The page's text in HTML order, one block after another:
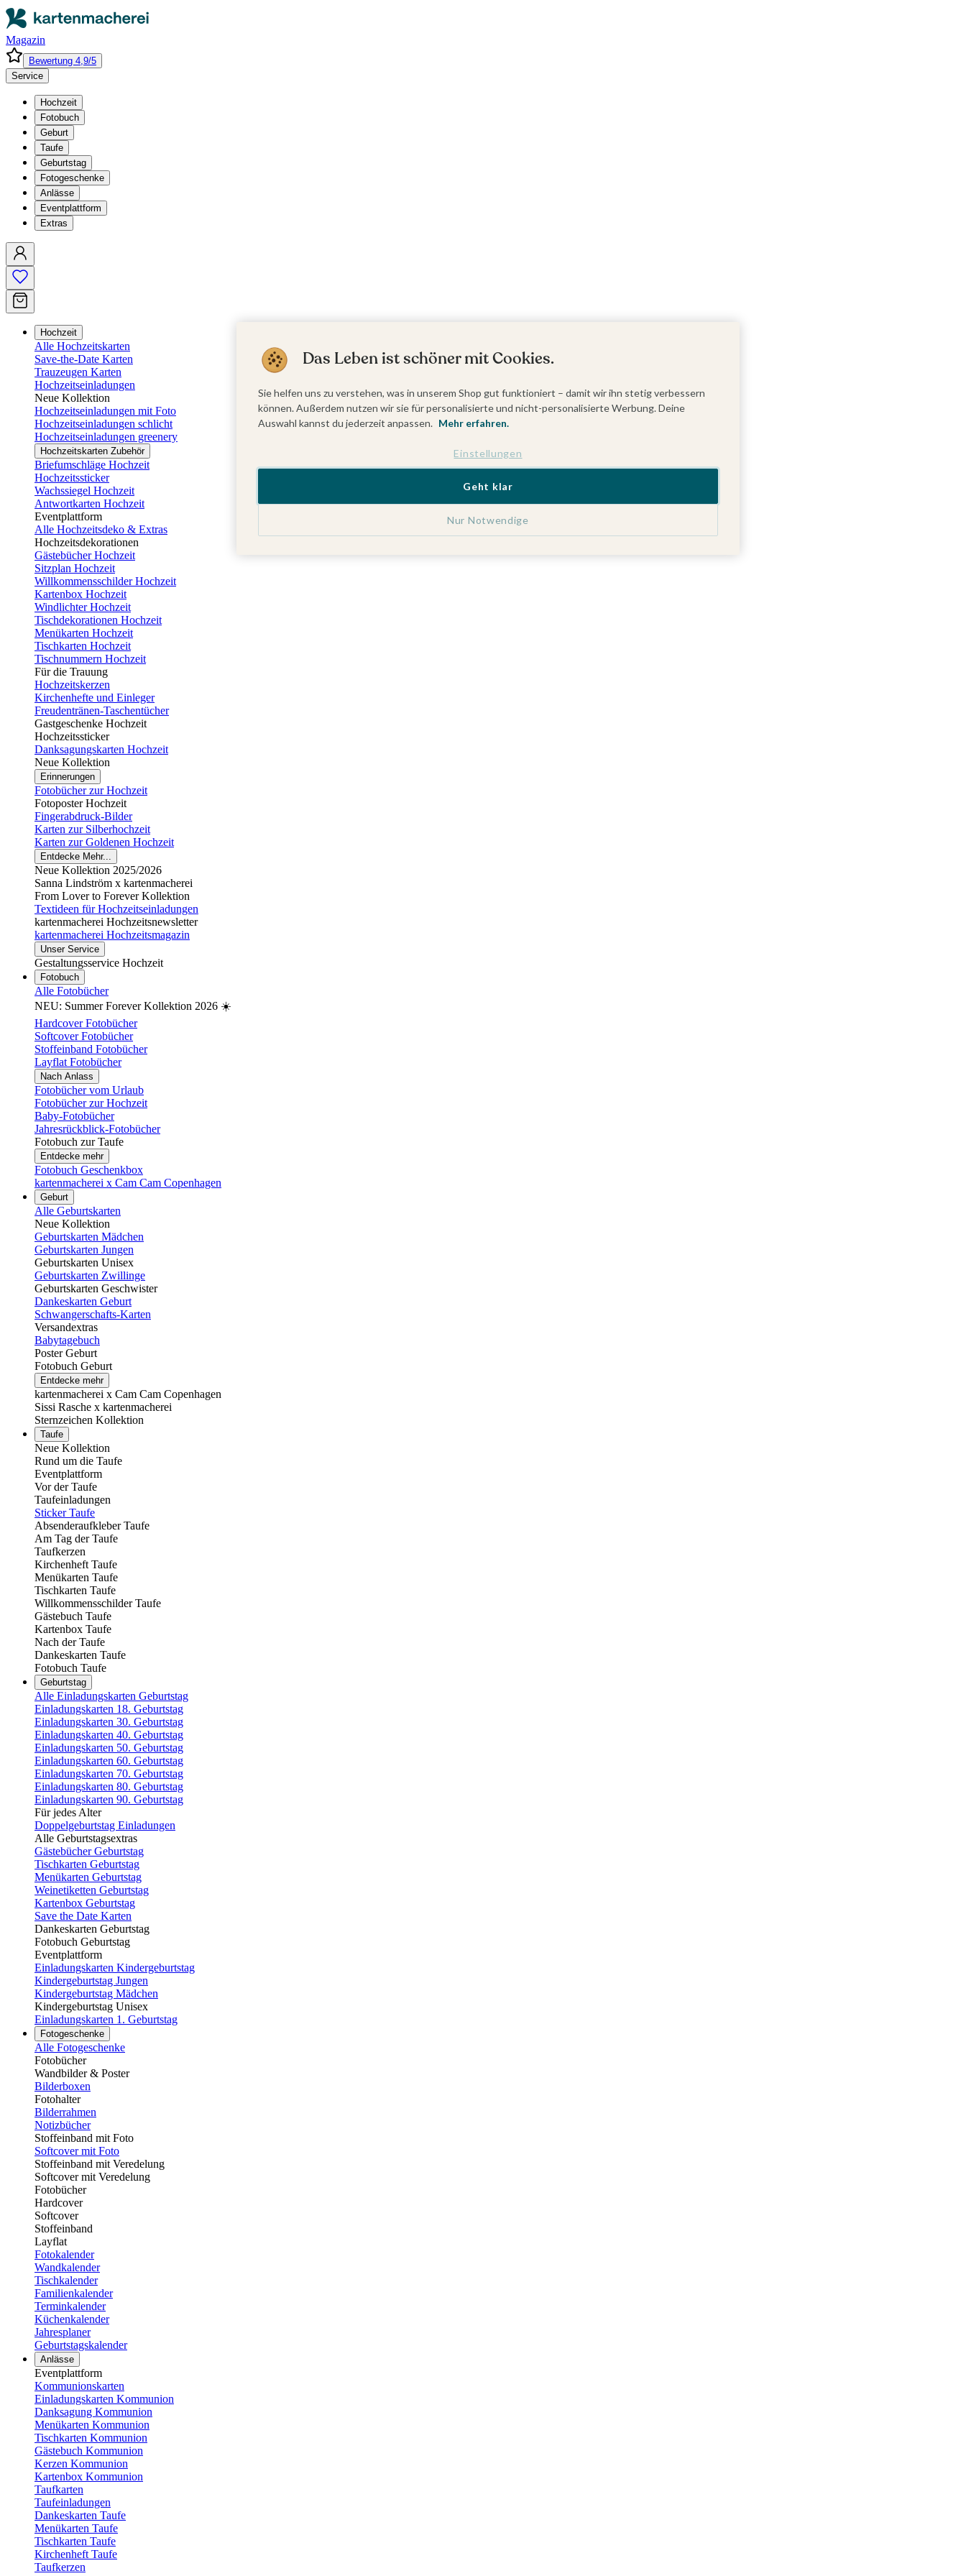
Magazin
Bewertung 4,9/5
Service
Hochzeit
Fotobuch
Geburt
Taufe
Geburtstag
Fotogeschenke
Anlässe
Eventplattform
Extras
Hochzeit
Alle Hochzeitskarten
Save-the-Date Karten
Trauzeugen Karten
Hochzeitseinladungen
Neue Kollektion
Hochzeitseinladungen mit Foto
Hochzeitseinladungen schlicht
Hochzeitseinladungen greenery
Hochzeitskarten Zubehör
Briefumschläge Hochzeit
Hochzeitssticker
Wachssiegel Hochzeit
Antwortkarten Hochzeit
Eventplattform
Alle Hochzeitsdeko & Extras
Hochzeitsdekorationen
Gästebücher Hochzeit
Sitzplan Hochzeit
Willkommensschilder Hochzeit
Kartenbox Hochzeit
Windlichter Hochzeit
Tischdekorationen Hochzeit
Menükarten Hochzeit
Tischkarten Hochzeit
Tischnummern Hochzeit
Für die Trauung
Hochzeitskerzen
Kirchenhefte und Einleger
Freudentränen-Taschentücher
Gastgeschenke Hochzeit
Hochzeitssticker
Danksagungskarten Hochzeit
Neue Kollektion
Erinnerungen
Fotobücher zur Hochzeit
Fotoposter Hochzeit
Fingerabdruck-Bilder
Karten zur Silberhochzeit
Karten zur Goldenen Hochzeit
Entdecke Mehr...
Neue Kollektion 2025/2026
Sanna Lindström x kartenmacherei
From Lover to Forever Kollektion
Textideen für Hochzeitseinladungen
kartenmacherei Hochzeitsnewsletter
kartenmacherei Hochzeitsmagazin
Unser Service
Gestaltungsservice Hochzeit
Fotobuch
Alle Fotobücher
NEU: Summer Forever Kollektion 2026 ☀️
Hardcover Fotobücher
Softcover Fotobücher
Stoffeinband Fotobücher
Layflat Fotobücher
Nach Anlass
Fotobücher vom Urlaub
Fotobücher zur Hochzeit
Baby-Fotobücher
Jahresrückblick-Fotobücher
Fotobuch zur Taufe
Entdecke mehr
Fotobuch Geschenkbox
kartenmacherei x Cam Cam Copenhagen
Geburt
Alle Geburtskarten
Neue Kollektion
Geburtskarten Mädchen
Geburtskarten Jungen
Geburtskarten Unisex
Geburtskarten Zwillinge
Geburtskarten Geschwister
Dankeskarten Geburt
Schwangerschafts-Karten
Versandextras
Babytagebuch
Poster Geburt
Fotobuch Geburt
Entdecke mehr
kartenmacherei x Cam Cam Copenhagen
Sissi Rasche x kartenmacherei
Sternzeichen Kollektion
Taufe
Neue Kollektion
Rund um die Taufe
Eventplattform
Vor der Taufe
Taufeinladungen
Sticker Taufe
Absenderaufkleber Taufe
Am Tag der Taufe
Taufkerzen
Kirchenheft Taufe
Menükarten Taufe
Tischkarten Taufe
Willkommensschilder Taufe
Gästebuch Taufe
Kartenbox Taufe
Nach der Taufe
Dankeskarten Taufe
Fotobuch Taufe
Geburtstag
Alle Einladungskarten Geburtstag
Einladungskarten 18. Geburtstag
Einladungskarten 30. Geburtstag
Einladungskarten 40. Geburtstag
Einladungskarten 50. Geburtstag
Einladungskarten 60. Geburtstag
Einladungskarten 70. Geburtstag
Einladungskarten 80. Geburtstag
Einladungskarten 90. Geburtstag
Für jedes Alter
Doppelgeburtstag Einladungen
Alle Geburtstagsextras
Gästebücher Geburtstag
Tischkarten Geburtstag
Menükarten Geburtstag
Weinetiketten Geburtstag
Kartenbox Geburtstag
Save the Date Karten
Dankeskarten Geburtstag
Fotobuch Geburtstag
Eventplattform
Einladungskarten Kindergeburtstag
Kindergeburtstag Jungen
Kindergeburtstag Mädchen
Kindergeburtstag Unisex
Einladungskarten 1. Geburtstag
Fotogeschenke
Alle Fotogeschenke
Fotobücher
Wandbilder & Poster
Bilderboxen
Fotohalter
Bilderrahmen
Notizbücher
Stoffeinband mit Foto
Softcover mit Foto
Stoffeinband mit Veredelung
Softcover mit Veredelung
Fotobücher
Hardcover
Softcover
Stoffeinband
Layflat
Fotokalender
Wandkalender
Tischkalender
Familienkalender
Terminkalender
Küchenkalender
Jahresplaner
Geburtstagskalender
Anlässe
Eventplattform
Kommunionskarten
Einladungskarten Kommunion
Danksagung Kommunion
Menükarten Kommunion
Tischkarten Kommunion
Gästebuch Kommunion
Kerzen Kommunion
Kartenbox Kommunion
Taufkarten
Taufeinladungen
Dankeskarten Taufe
Menükarten Taufe
Tischkarten Taufe
Kirchenheft Taufe
Taufkerzen
Das Leben ist schöner mit Cookies.
Sie helfen uns zu verstehen, was in unserem Shop gut funktioniert – damit wir ihn stetig verbessern
können. Außerdem nutzen wir sie für personalisierte und nicht-personalisierte Werbung. Deine
Auswahl kannst du jederzeit anpassen. Mehr erfahren.
Einstellungen
Nur Notwendige
Geht klar